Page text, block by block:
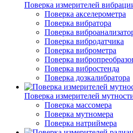
Поверка измерителей
Поверка акселерометра
Поверка вибратора
Поверка
Поверка вибродатчика
Поверка виброметра
Поверка
Поверка вибростенда
Поверка дозкалибратора
Поверка измерителей
Поверка массомера
Поверка мутномера
Поверка натриймера